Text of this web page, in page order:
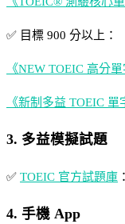
✅ 目標 900 分以上：
《NEW TOEIC 高分單
《新制多益 TOEIC 單
3. 多益模擬試題
✅ TOEIC 官方試題庫
4. 手機 App